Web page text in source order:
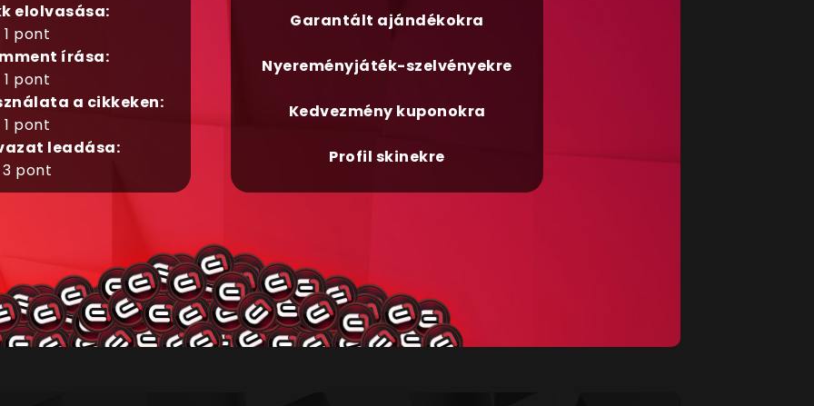
elolvasása:
1 pont
írása:
1 pont
a cikkeken:
1 pont
leadása:
3 pont
Garantált ajándékokra
Nyereményjáték-szelvényekre
Kedvezmény kuponokra
Profil skinekre